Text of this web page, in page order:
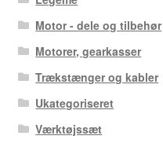
Motor - dele og tilbehør
Motorer, gearkasser
Trækstænger og kabler
Ukategoriseret
Værktøjssæt